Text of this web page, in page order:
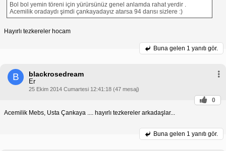
Bol bol yemin töreni için yürürsünüz genel anlamda rahat yerdir .
Acemilik oradaydı şimdi çankayadayız atarsa 94 darısı sizlere :)
Hayırlı tezkereler hocam
Buna gelen 1 yanıtı gör.
B blackrosedream
Er
25 Ekim 2014 Cumartesi 12:41:18 (47 mesaj)
0
Acemilik Mebs, Usta Çankaya .... hayırlı tezkereler arkadaşlar...
Buna gelen 1 yanıtı gör.